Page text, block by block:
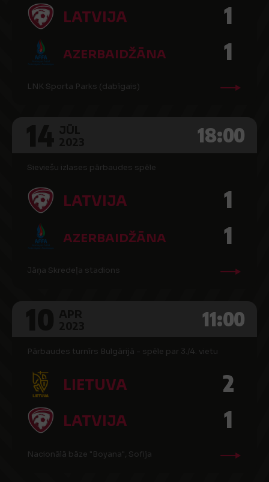
LATVIJA 1
AZERBAIDŽĀNA 1
LNK Sporta Parks (dabīgais)
18:00
Sieviešu izlases pārbaudes spēle
LATVIJA 1
AZERBAIDŽĀNA 1
Jāņa Skredeļa stadions
11:00
Pārbaudes turnīrs Bulgārijā - spēle par 3./4. vietu
LIETUVA 2
LATVIJA 1
Nacionālā bāze "Boyana", Sofija